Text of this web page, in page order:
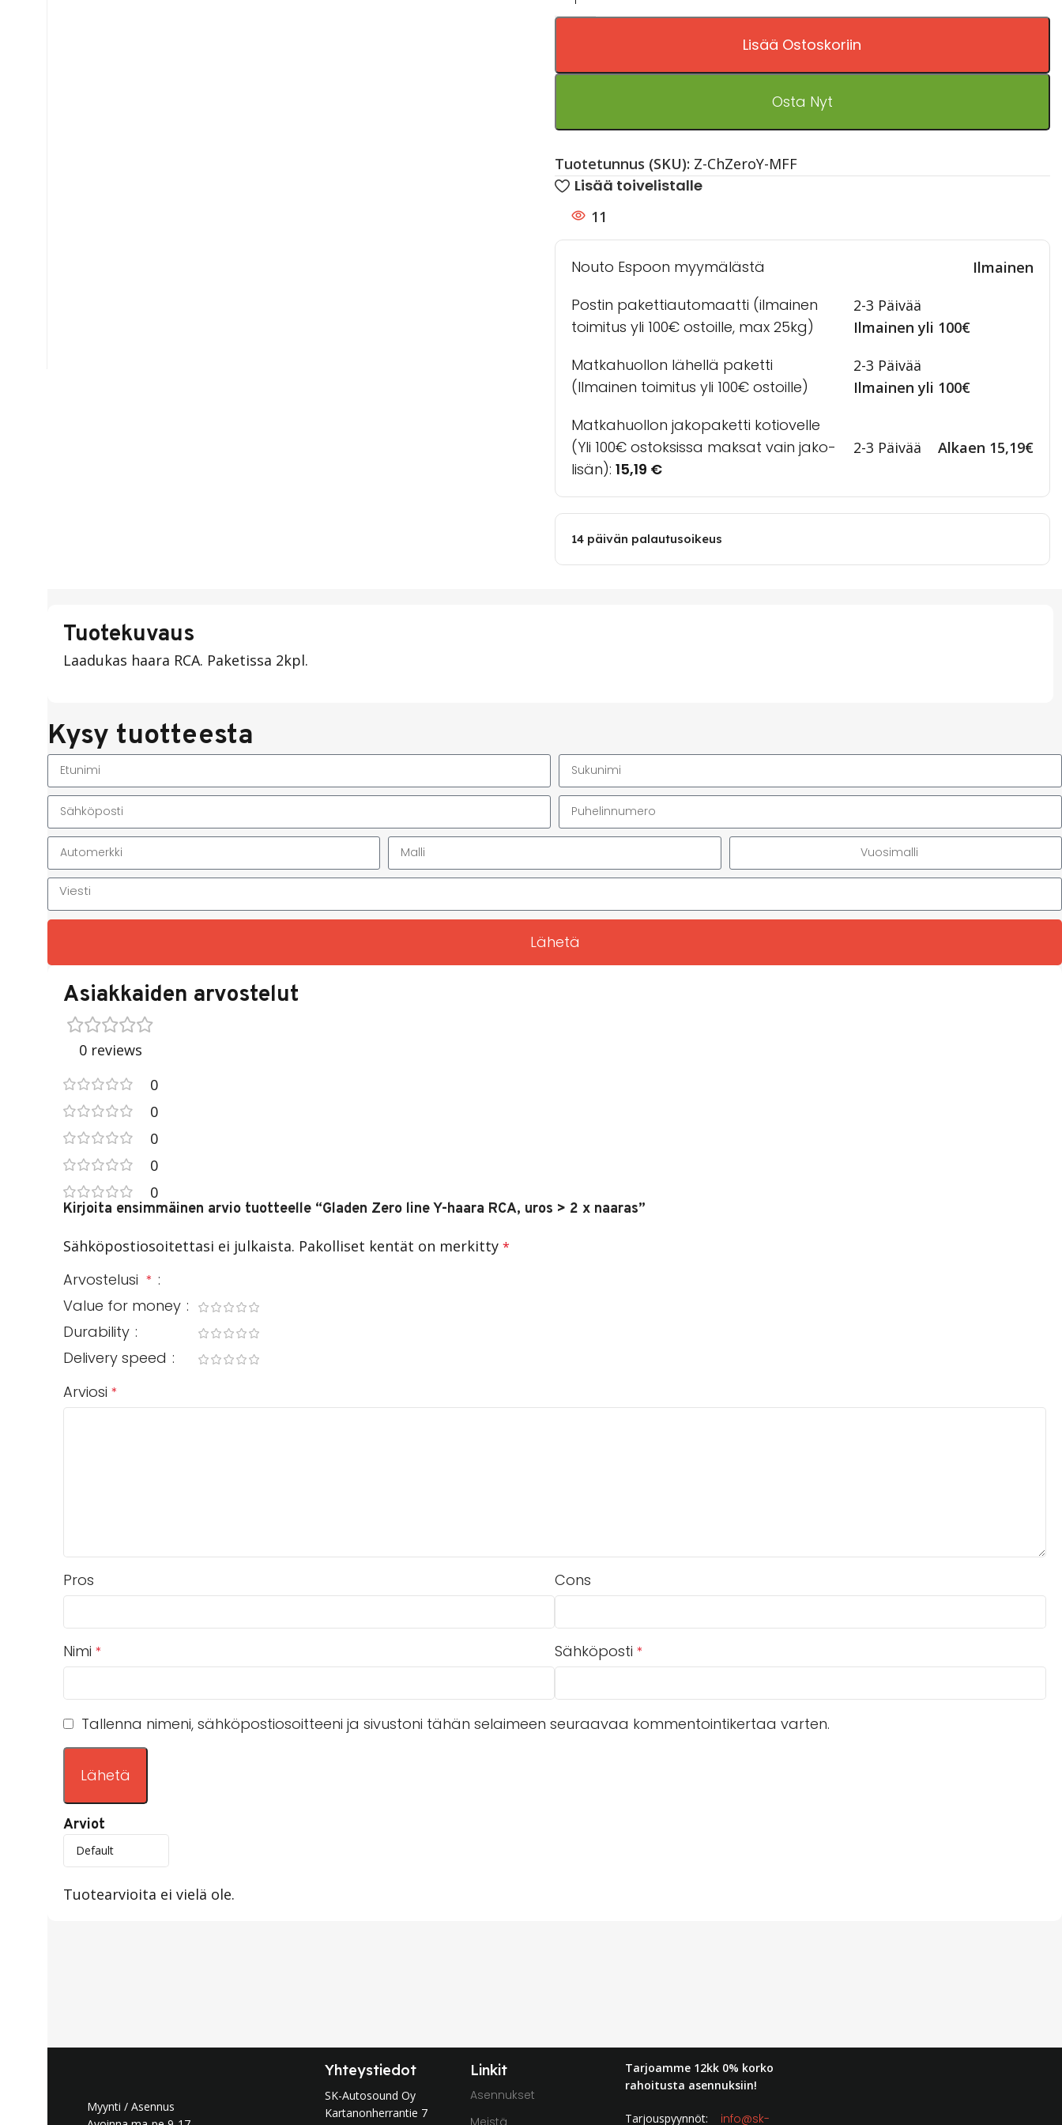
Lisää Ostoskoriin
Osta Nyt
Tuotetunnus (SKU): Z-ChZeroY-MFF
Lisää toivelistalle
11
Nouto Espoon myymälästä Ilmainen
Postin pakettiautomaatti (ilmainen
toimitus yli 100€ ostoille, max 25kg)
2-3 Päivää
Ilmainen yli 100€
Matkahuollon lähellä paketti
(Ilmainen toimitus yli 100€ ostoille)
2-3 Päivää
Ilmainen yli 100€
Matkahuollon jakopaketti kotiovelle
(Yli 100€ ostoksissa maksat vain jako-
lisän): 15,19 €
2-3 Päivää Alkaen 15,19€
14 päivän palautusoikeus
Tuotekuvaus
Laadukas haara RCA. Paketissa 2kpl.
Kysy tuotteesta
Lähetä
Asiakkaiden arvostelut
0 reviews
0
0
0
0
0
Arviot
Tuotearvioita ei vielä ole.
Kirjoita ensimmäinen arvio tuotteelle “Gladen Zero line Y-haara RCA, uros > 2 x naaras”
Sähköpostiosoitettasi ei julkaista. Pakolliset kentät on merkitty *
Arvostelusi *
Value for money
Durability
Delivery speed
Arviosi *
Pros Cons
Nimi * Sähköposti *
Tallenna nimeni, sähköpostiosoitteeni ja sivustoni tähän selaimeen seuraavaa kommentointikertaa varten.
Myynti / Asennus
Yhteystiedot
SK-Autosound Oy
Kartanonherrantie 7
Linkit
Asennukset
Meistä
Tarjoamme 12kk 0% korko
rahoitusta asennuksiin!
Tarjouspyynnöt: info@sk-